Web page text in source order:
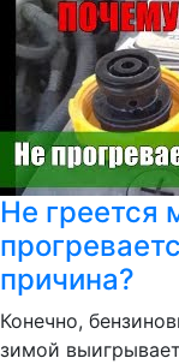
Не греется
причина?
Конечно,
зимой